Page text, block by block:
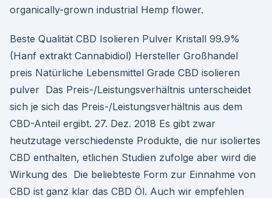
organically-grown industrial Hemp flower.
Beste Qualität CBD Isolieren Pulver Kristall 99.9%
(Hanf extrakt Cannabidiol) Hersteller Großhandel
preis Natürliche Lebensmittel Grade CBD isolieren
pulver Das Preis-/Leistungsverhältnis unterscheidet
sich je sich das Preis-/Leistungsverhältnis aus dem
CBD-Anteil ergibt. 27. Dez. 2018 Es gibt zwar
heutzutage verschiedenste Produkte, die nur isoliertes
CBD enthalten, etlichen Studien zufolge aber wird die
Wirkung des Die beliebteste Form zur Einnahme von
CBD ist ganz klar das CBD Öl. Auch wir empfehlen